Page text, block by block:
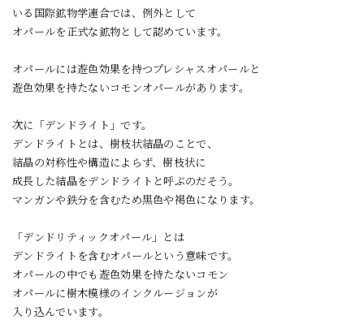
いる国際鉱物学連合では、例外として
オパールを正式な鉱物として認めています。
オパールには遊色効果を持つプレシャスオパールと
遊色効果を持たないコモンオパールがあります。
次に「デンドライト」です。
デンドライトとは、樹枝状結晶のことで、
結晶の対称性や構造によらず、樹枝状に
成長した結晶をデンドライトと呼ぶのだそう。
マンガンや鉄分を含むため黒色や褐色になります。
「デンドリティックオパール」とは
デンドライトを含むオパールという意味です。
オパールの中でも遊色効果を持たないコモン
オパールに樹木模様のインクルージョンが
入り込んでいます。